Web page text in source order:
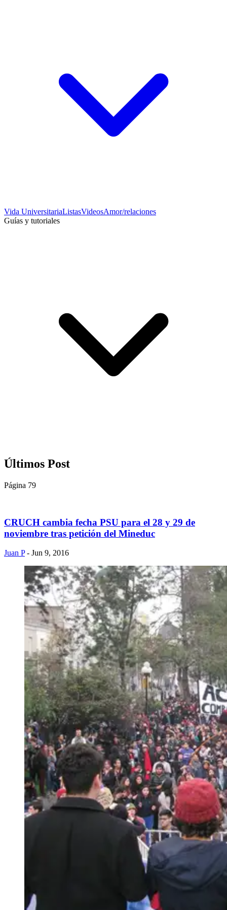
Vida UniversitariaListasVideosAmor/relaciones
Guías y tutoriales
Últimos Post
Página 79
CRUCH cambia fecha PSU para el 28 y 29 de
noviembre tras petición del Mineduc
Juan P - Jun 9, 2016